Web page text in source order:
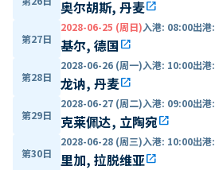
奥尔胡斯, 丹麦open_in_new
第27日
2028-06-25 (周日)入港: 08:00出港:
基尔, 德国open_in_new
第28日
2028-06-26 (周一)入港: 10:00出港:
龙讷, 丹麦open_in_new
第29日
2028-06-27 (周二)入港: 09:00出港:
克莱佩达, 立陶宛open_in_new
第30日
2028-06-28 (周三)入港: 10:00出港:
里加, 拉脱维亚open_in_new